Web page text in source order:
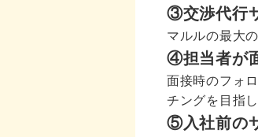
③交渉代行
マルルの最大
④担当者が
面接時のフォ
チングを目指し
⑤入社前の